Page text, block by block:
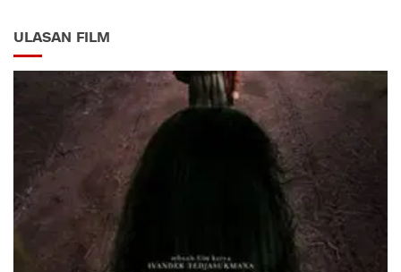
ULASAN FILM